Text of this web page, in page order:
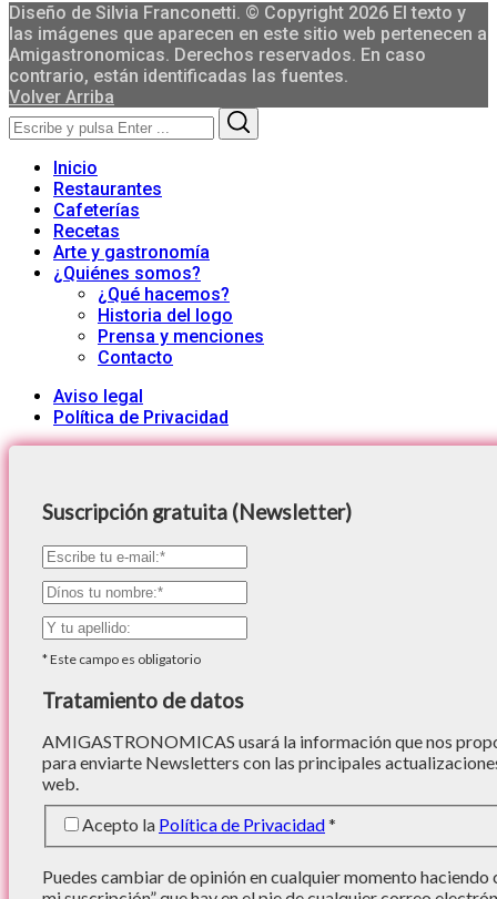
Diseño de Silvia Franconetti. © Copyright 2026 El texto y
las imágenes que aparecen en este sitio web pertenecen a
Amigastronomicas. Derechos reservados. En caso
contrario, están identificadas las fuentes.
Volver Arriba
Search
for:
Inicio
Restaurantes
Cafeterías
Recetas
Arte y gastronomía
¿Quiénes somos?
¿Qué hacemos?
Historia del logo
Prensa y menciones
Contacto
Aviso legal
Política de Privacidad
Suscripción gratuita (Newsletter)
*Este campo es obligatorio
Tratamiento de datos
AMIGASTRONOMICAS usará la información que nos
para enviarte Newsletters con las principales
web.
Acepto la Política de Privacidad*
Puedes cambiar de opinión en cualquier momento haciendo